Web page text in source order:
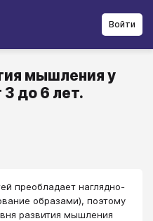
Войти
мышления у
3 до 6 лет.
преобладает наглядно-
образами), поэтому
развития мышления